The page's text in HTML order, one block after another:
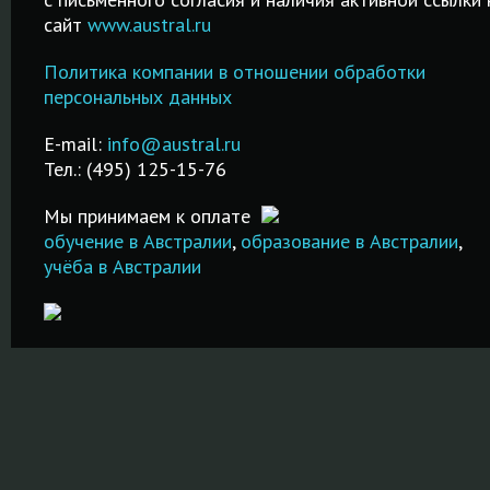
образование в
частных
школах-
пансионах
Великобритании,
Австралии и др.
стран!
ПОДРОБНЕЕ
курсы от 2-х
месяцев!
Подготовка к
Недорого и
качественно!
ПОДРОБНЕЕ
процедура
IELTS!
сайт www.austral.ru
Политика компании в отношении обработки
персональных данных
E-mail: info@austral.ru
Тел.: (495) 125-15-76
Мы принимаем к оплате
обучение в Австралии, образование в Австралии,
учёба в Австралии